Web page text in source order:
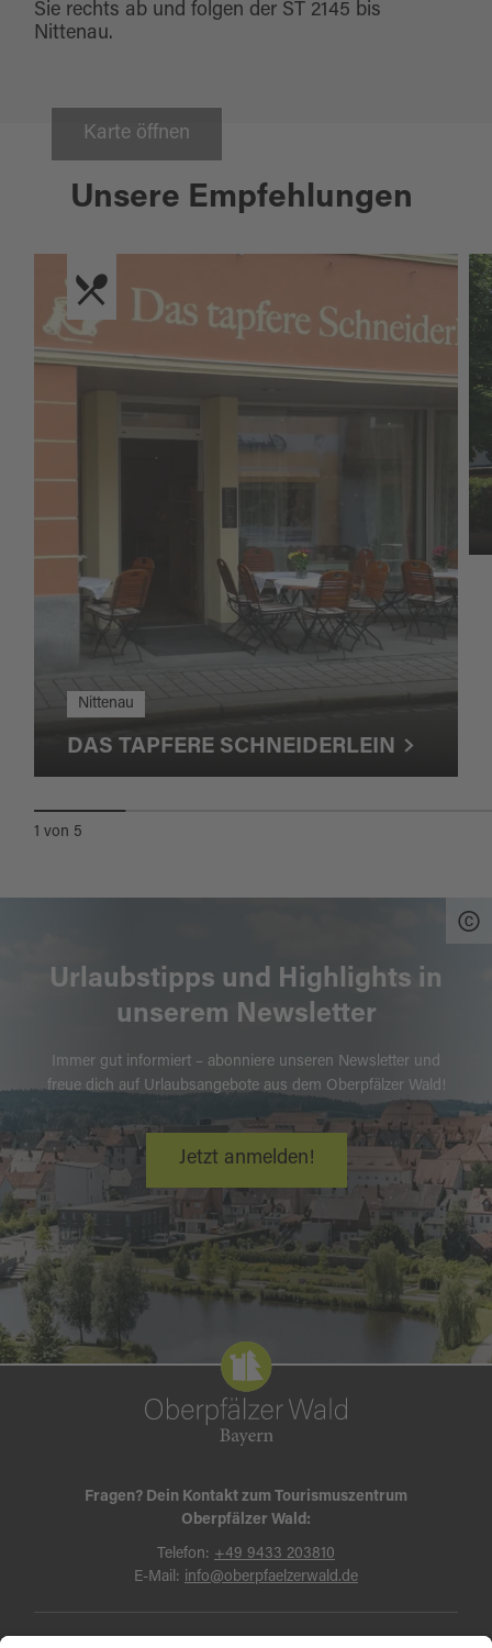
Karte öffnen
Sie rechts ab und folgen der ST 2145 bis
Nittenau.
Unsere Empfehlungen
Nittenau
DAS TAPFERE SCHNEIDERLEIN
1 von 5
Urlaubstipps und Highlights in
unserem Newsletter
Immer gut informiert – abonniere unseren Newsletter und
freue dich auf Urlaubsangebote aus dem Oberpfälzer Wald!
Jetzt anmelden!
Fragen? Dein Kontakt zum Tourismuszentrum
Oberpfälzer Wald:
Telefon: +49 9433 203810
E-Mail: info@oberpfaelzerwald.de